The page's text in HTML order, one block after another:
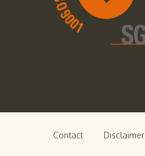
Contact Disclaimer